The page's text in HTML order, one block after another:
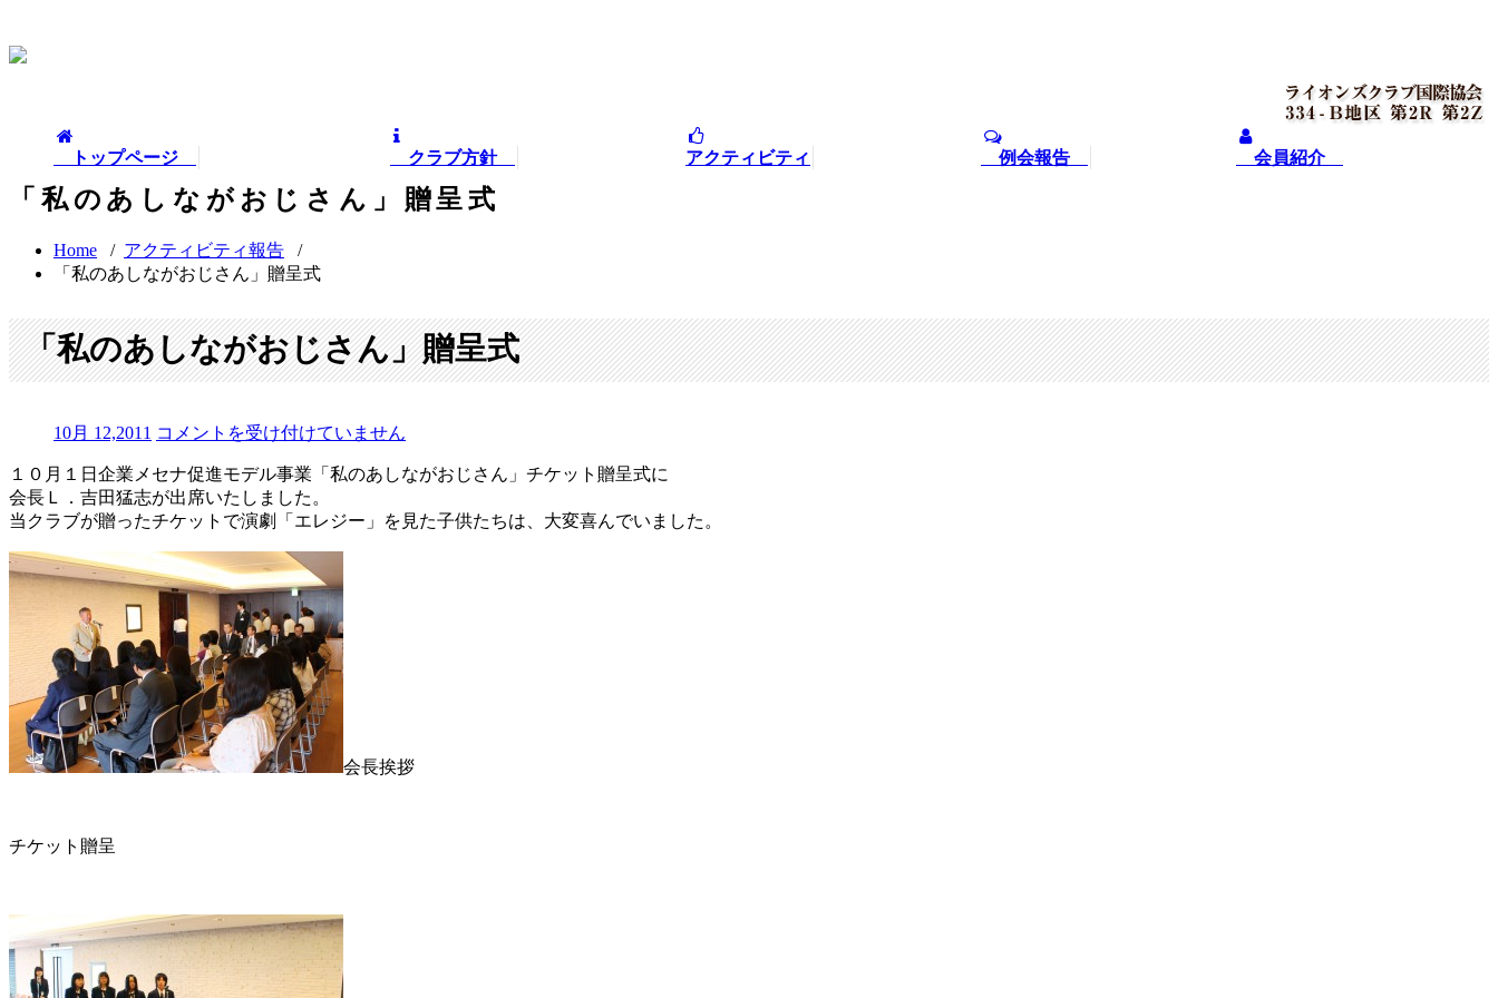
トップページ クラブ方針 アクティビティ 例会報告 会員紹介
「私のあしながおじさん」贈呈式
Home / アクティビティ報告 /
「私のあしながおじさん」贈呈式
「私のあしながおじさん」贈呈式
10月 12,2011 「私
あ
し
な
が
お
じ
さ
ん」
贈
呈
式
は
コメントを受け付けていません
１０月１日企業メセナ促進モデル事業「私のあしながおじさん」チケット贈呈式に
会長Ｌ．吉田猛志が出席いたしました。
当クラブが贈ったチケットで演劇「エレジー」を見た子供たちは、大変喜んでいました。
会長挨拶
チケット贈呈